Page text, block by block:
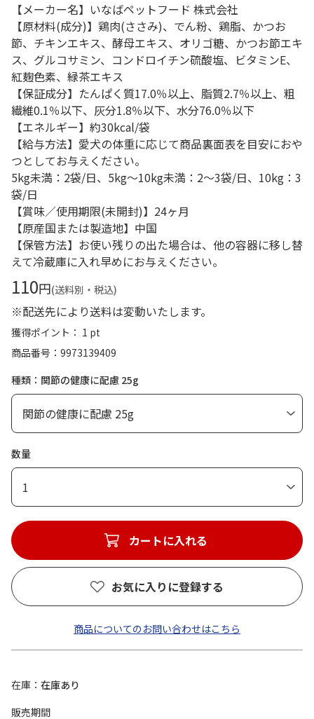
【メーカー名】いなばペットフード 株式会社
【原材料(成分)】鶏肉(ささみ)、でん粉、鶏脂、かつお
節、チキンエキス、酵母エキス、オリゴ糖、かつお節エキ
ス、グルコサミン、コンドロイチン硫酸塩、ビタミンE、
紅麹色素、緑茶エキス
【保証成分】たんぱく質17.0％以上、脂質2.7％以上、粗
繊維0.1％以下、灰分1.8％以下、水分76.0％以下
【エネルギー】約30kcal/袋
【給与方法】愛犬の体重に応じて商品裏面表を目安におや
つとしてお与えください。
5kg未満：2袋/日、5kg～10kg未満：2～3袋/日、10kg：3
袋/日
【賞味／使用期限(未開封)】24ヶ月
【原産国または製造地】中国
【保管方法】お使い残りの出た場合は、他の容器に移し替
えて冷蔵庫に入れ早めにお与えください。
110円(送料別・税込)
※配送先により送料は変動いたします。
獲得ポイント： 1 pt
商品番号
9973139409
種類：関節の健康に配慮 25g
数量
1
カートに入れる
お気に入りに登録する
商品についてのお問い合わせはこちら
在庫
在庫あり
販売期間